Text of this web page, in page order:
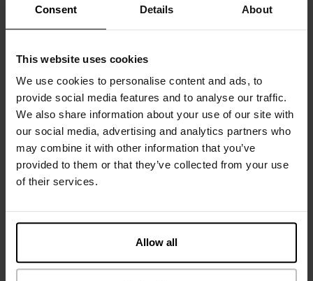
Consent Details About
This website uses cookies
We use cookies to personalise content and ads, to
provide social media features and to analyse our traffic.
We also share information about your use of our site with
our social media, advertising and analytics partners who
may combine it with other information that you’ve
provided to them or that they’ve collected from your use
of their services.
Allow all
Composition : 95 % micromodal, 5 % élasthanne
Le mannequin sur la photo mesure 173 cm et porte une
taille S.
Spécification
Guide des tailles